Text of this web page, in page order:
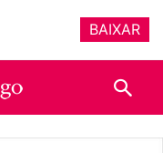
BAIXAR